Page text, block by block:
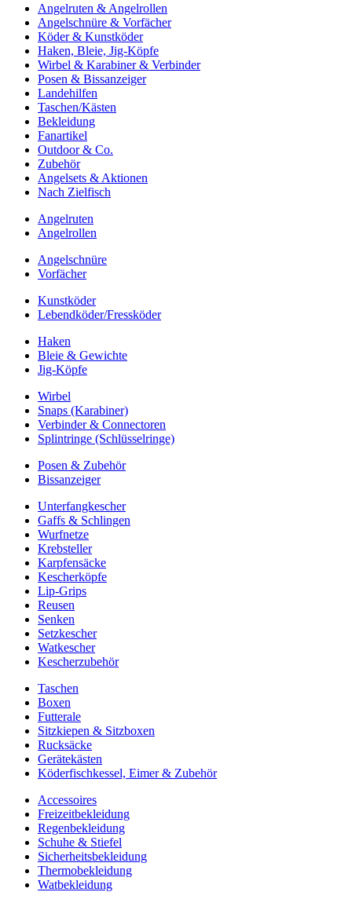
Angelruten & Angelrollen
Angelschnüre & Vorfächer
Köder & Kunstköder
Haken, Bleie, Jig-Köpfe
Wirbel & Karabiner & Verbinder
Posen & Bissanzeiger
Landehilfen
Taschen/Kästen
Bekleidung
Fanartikel
Outdoor & Co.
Zubehör
Angelsets & Aktionen
Nach Zielfisch
Angelruten
Angelrollen
Angelschnüre
Vorfächer
Kunstköder
Lebendköder/Fressköder
Haken
Bleie & Gewichte
Jig-Köpfe
Wirbel
Snaps (Karabiner)
Verbinder & Connectoren
Splintringe (Schlüsselringe)
Posen & Zubehör
Bissanzeiger
Unterfangkescher
Gaffs & Schlingen
Wurfnetze
Krebsteller
Karpfensäcke
Kescherköpfe
Lip-Grips
Reusen
Senken
Setzkescher
Watkescher
Kescherzubehör
Taschen
Boxen
Futterale
Sitzkiepen & Sitzboxen
Rucksäcke
Gerätekästen
Köderfischkessel, Eimer & Zubehör
Accessoires
Freizeitbekleidung
Regenbekleidung
Schuhe & Stiefel
Sicherheitsbekleidung
Thermobekleidung
Watbekleidung